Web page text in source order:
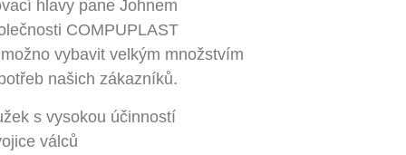
hlavy pane Johnem
COMPUPLAST
vybavit velkým množstvím
našich zákazníků.
s vysokou účinností
válců